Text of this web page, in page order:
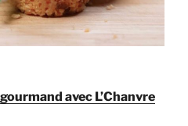
avec L’Chanvre